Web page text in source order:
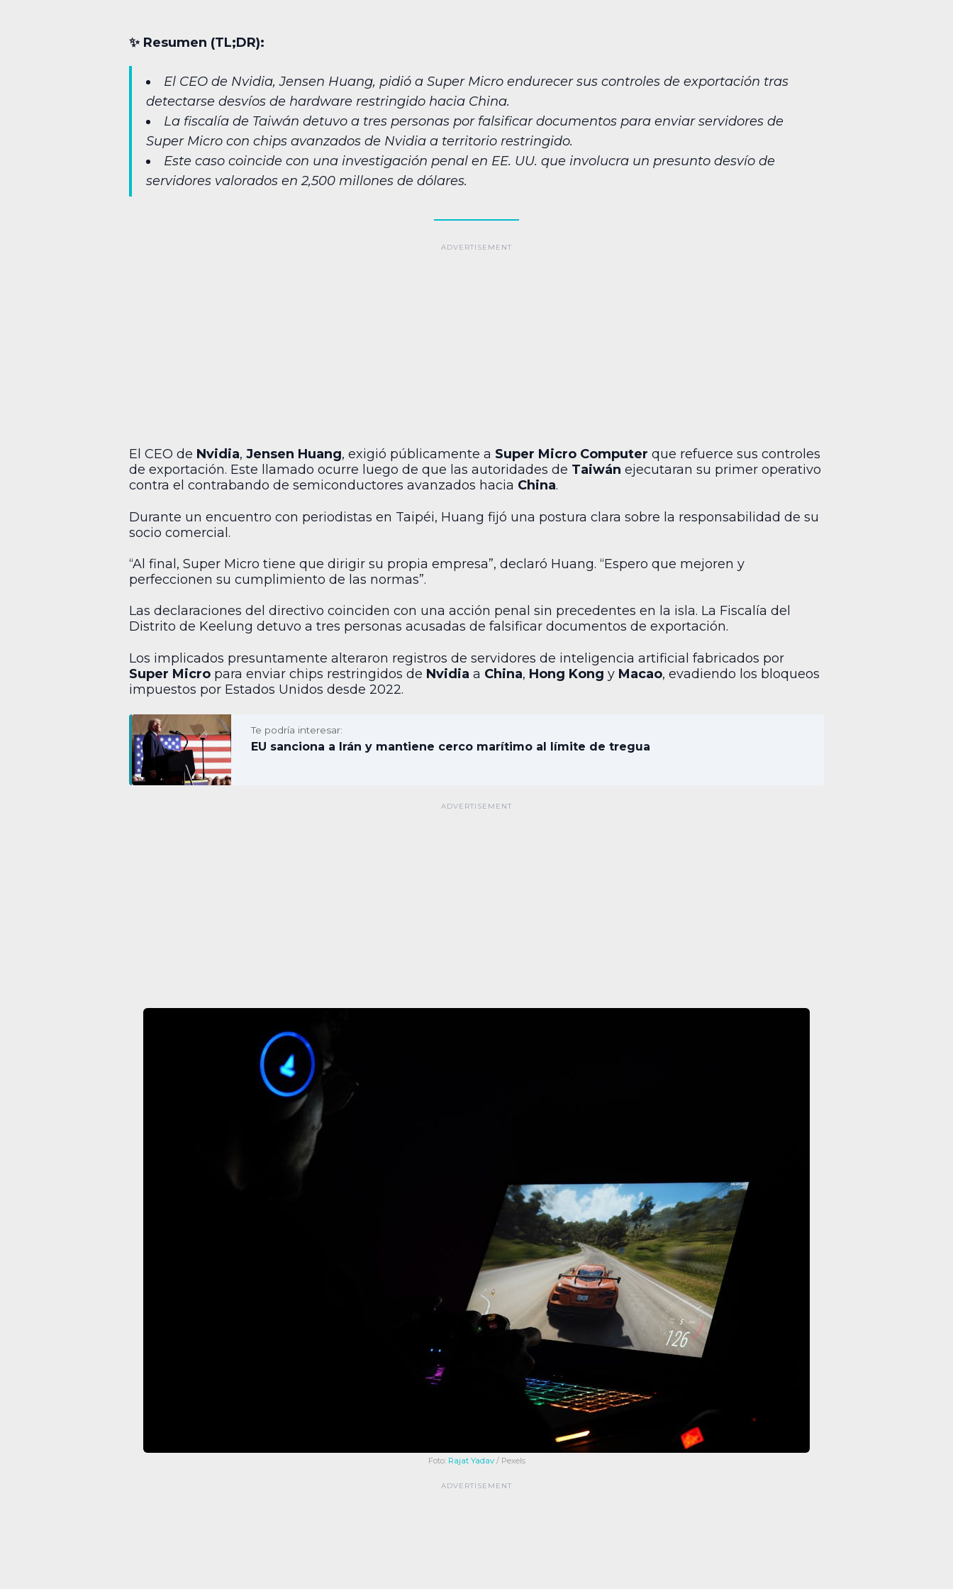
✨︎ Resumen (TL;DR):
El CEO de Nvidia, Jensen Huang, pidió a Super Micro endurecer sus controles de exportación tras
detectarse desvíos de hardware restringido hacia China.
La fiscalía de Taiwán detuvo a tres personas por falsificar documentos para enviar servidores de
Super Micro con chips avanzados de Nvidia a territorio restringido.
Este caso coincide con una investigación penal en EE. UU. que involucra un presunto desvío de
servidores valorados en 2,500 millones de dólares.
El CEO de Nvidia, Jensen Huang, exigió públicamente a Super Micro Computer que refuerce sus controles
de exportación. Este llamado ocurre luego de que las autoridades de Taiwán ejecutaran su primer operativo
contra el contrabando de semiconductores avanzados hacia China.
Durante un encuentro con periodistas en Taipéi, Huang fijó una postura clara sobre la responsabilidad de su
socio comercial.
“Al final, Super Micro tiene que dirigir su propia empresa”, declaró Huang. “Espero que mejoren y
perfeccionen su cumplimiento de las normas”.
Las declaraciones del directivo coinciden con una acción penal sin precedentes en la isla. La Fiscalía del
Distrito de Keelung detuvo a tres personas acusadas de falsificar documentos de exportación.
Los implicados presuntamente alteraron registros de servidores de inteligencia artificial fabricados por
Super Micro para enviar chips restringidos de Nvidia a China, Hong Kong y Macao, evadiendo los bloqueos
impuestos por Estados Unidos desde 2022.
Te podría interesar:
EU sanciona a Irán y mantiene cerco marítimo al límite de tregua
Foto: Rajat Yadav/ Pexels